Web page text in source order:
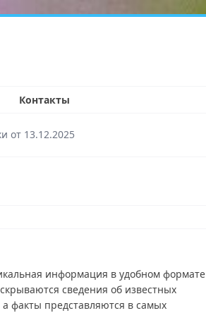
Контакты
от 13.12.2025
информация в удобном формате
сведения об известных
факты представляются в самых